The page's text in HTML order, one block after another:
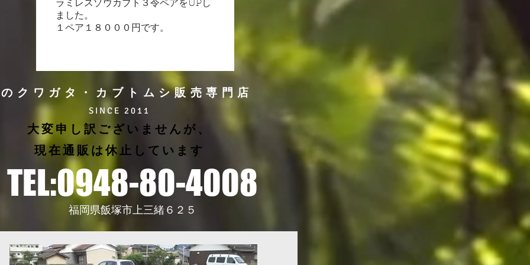
​ラミレスゾウカブト ３令ペアをUPし
ました。
１ペア１８０００円です。
クワガタ・カブトムシ販売専門店
SINCE 2011
大変申し訳ございませんが、
現在通販は休止しています
TEL:0948-80-4008
福岡県飯塚市上三緒６２５